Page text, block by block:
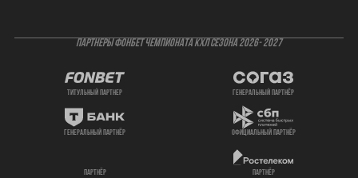
ПАРТНЕРЫ ФОНБЕТ ЧЕМПИОНАТА КХЛ СЕЗОНА 2026- 2027
титульный партнер генеральный партнёр
генеральный партнёр официальный партнёр
партнёр партнёр